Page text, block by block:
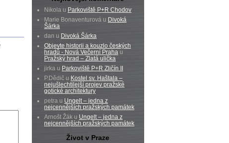
Nikola u Parkoviště P+R Chodov
Marie Bonaventurová u Divoká
Šárka
dan u Divoká Šárka
Objevte historii a kouzlo českých
hradů - Nová Večerní Praha u
Pražský hrad – Zlatá ulička
jirka u Parkoviště P+R Zličín II
P.Dědič u Kostel sv. Haštala –
nejušlechtilejší projev pražské
gotické architektury
petra u Ungelt – jedna z
nejcennějších pražských památek
Arnošt Žák u Ungelt – jedna z
nejcennějších pražských památek
Život v Praze